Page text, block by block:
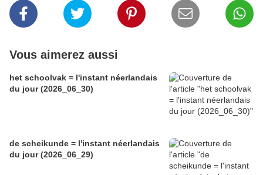
Vous aimerez aussi
het schoolvak = l'instant néerlandais
du jour (2026_06_30)
de scheikunde = l'instant néerlandais
du jour (2026_06_29)